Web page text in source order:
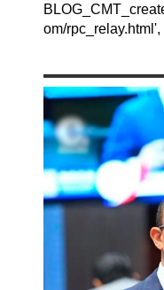
om/rpc_relay.html',